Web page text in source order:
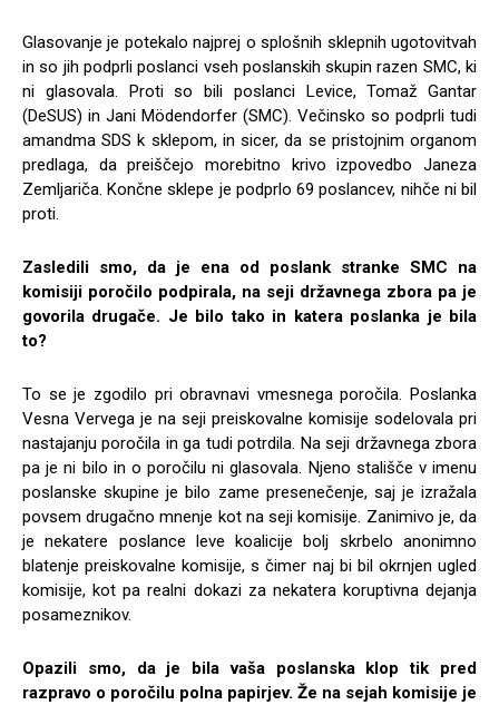
Glasovanje je potekalo najprej o splošnih sklepnih ugotovitvah
in so jih podprli poslanci vseh poslanskih skupin razen SMC, ki
ni glasovala. Proti so bili poslanci Levice, Tomaž Gantar
(DeSUS) in Jani Mödendorfer (SMC). Večinsko so podprli tudi
amandma SDS k sklepom, in sicer, da se pristojnim organom
predlaga, da preiščejo morebitno krivo izpovedbo Janeza
Zemljariča. Končne sklepe je podprlo 69 poslancev, nihče ni bil
proti.
Zasledili smo, da je ena od poslank stranke SMC na
komisiji poročilo podpirala, na seji državnega zbora pa je
govorila drugače. Je bilo tako in katera poslanka je bila
to?
To se je zgodilo pri obravnavi vmesnega poročila. Poslanka
Vesna Vervega je na seji preiskovalne komisije sodelovala pri
nastajanju poročila in ga tudi potrdila. Na seji državnega zbora
pa je ni bilo in o poročilu ni glasovala. Njeno stališče v imenu
poslanske skupine je bilo zame presenečenje, saj je izražala
povsem drugačno mnenje kot na seji komisije. Zanimivo je, da
je nekatere poslance leve koalicije bolj skrbelo anonimno
blatenje preiskovalne komisije, s čimer naj bi bil okrnjen ugled
komisije, kot pa realni dokazi za nekatera koruptivna dejanja
posameznikov.
Opazili smo, da je bila vaša poslanska klop tik pred
razpravo o poročilu polna papirjev. Že na sejah komisije je